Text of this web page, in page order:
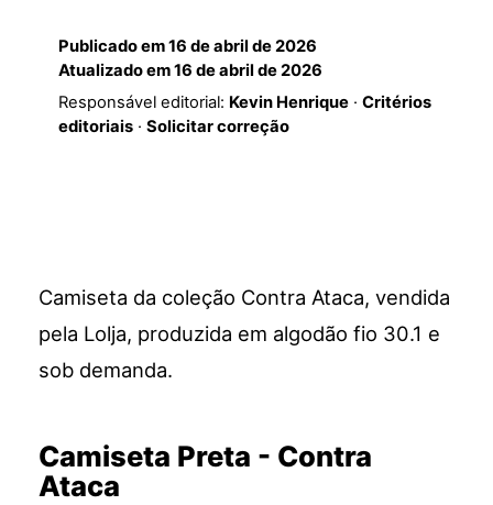
Publicado em16 de abril de 2026
Atualizado em16 de abril de 2026
Responsável editorial: Kevin Henrique· Critérios
editoriais· Solicitar correção
Camiseta da coleção Contra Ataca, vendida
pela Lolja, produzida em algodão fio 30.1 e
sob demanda.
Camiseta Preta - Contra
Ataca